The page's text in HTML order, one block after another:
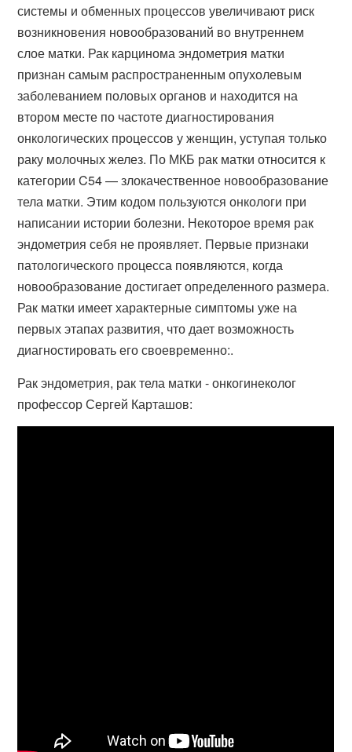
системы и обменных процессов увеличивают риск
возникновения новообразований во внутреннем
слое матки. Рак карцинома эндометрия матки
признан самым распространенным опухолевым
заболеванием половых органов и находится на
втором месте по частоте диагностирования
онкологических процессов у женщин, уступая только
раку молочных желез. По МКБ рак матки относится к
категории C54 — злокачественное новообразование
тела матки. Этим кодом пользуются онкологи при
написании истории болезни. Некоторое время рак
эндометрия себя не проявляет. Первые признаки
патологического процесса появляются, когда
новообразование достигает определенного размера.
Рак матки имеет характерные симптомы уже на
первых этапах развития, что дает возможность
диагностировать его своевременно:.
Рак эндометрия, рак тела матки - онкогинеколог
профессор Сергей Карташов: